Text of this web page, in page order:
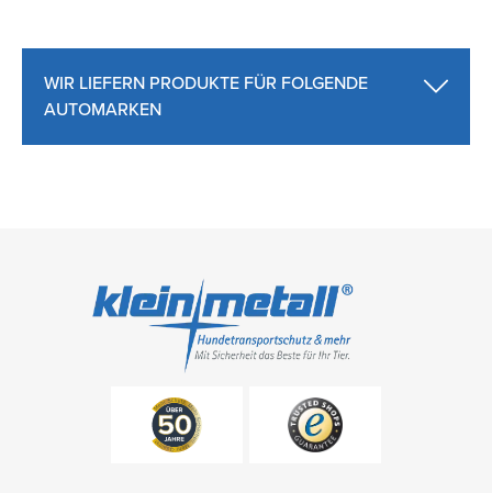
WIR LIEFERN PRODUKTE FÜR FOLGENDE
AUTOMARKEN